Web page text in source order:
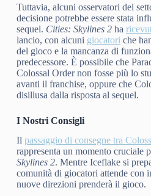
Tuttavia, alcuni osservatori del
decisione potrebbe essere stata
sequel. Cities: Skylines 2ha
lancio, con alcuni giocatori che
del gioco e la mancanza di
predecessore. È possibile che
Colossal Order non fosse più lo
avanti il franchise, oppure che
disillusa dalla risposta al sequel.
I Nostri Consigli
Il passaggio di consegne tra
rappresenta un momento cruciale
Skylines 2. Mentre Iceflake si
comunità di giocatori attende con
nuove direzioni prenderà il gioco.